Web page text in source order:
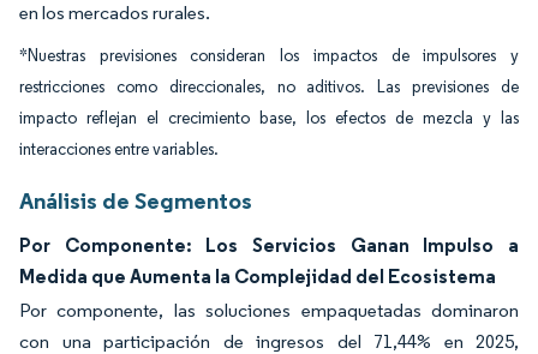
en los mercados rurales.
*Nuestras previsiones consideran los impactos de impulsores y
restricciones como direccionales, no aditivos. Las previsiones de
impacto reflejan el crecimiento base, los efectos de mezcla y las
interacciones entre variables.
Análisis de Segmentos
Por Componente: Los Servicios Ganan Impulso a
Medida que Aumenta la Complejidad del Ecosistema
Por componente, las soluciones empaquetadas dominaron
con una participación de ingresos del 71,44% en 2025,